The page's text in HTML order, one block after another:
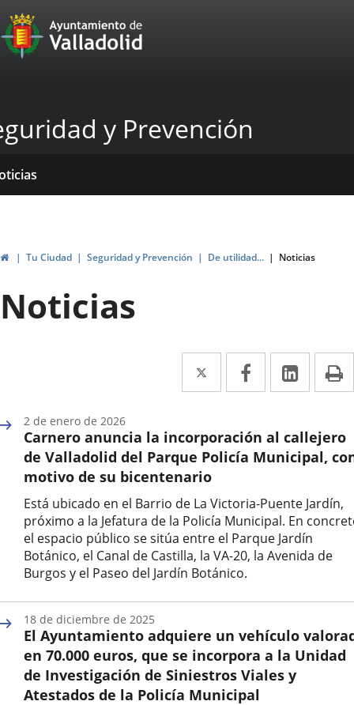
Portal
Web
Ayuntamiento
de
Valladolid
y Prevención
InicioTu Ciudad Seguridad y Prevención De utilidad... Noticias
Noticias
Twitter
Enlace
a
aplicación
externa.
Facebook
Enlace
a
aplicación
externa.
Enlace
a
Carnero anuncia la incorporación al callejero
de Valladolid del Parque Policía Municipal,
motivo de su bicentenario
Está ubicado en el Barrio de La Victoria-Puente Jardín,
próximo a la Jefatura de la Policía Municipal. En
el espacio público se sitúa entre el Parque Jardín
Botánico, el Canal de Castilla, la VA-20, la Avenida de
Burgos y el Paseo del Jardín Botánico.
la
noticia
2 de enero de 2026
El Ayuntamiento adquiere un vehículo
en 70.000 euros, que se incorpora a la Unidad
de Investigación de Siniestros Viales y
Atestados de la Policía Municipal
18 de diciembre de 2025